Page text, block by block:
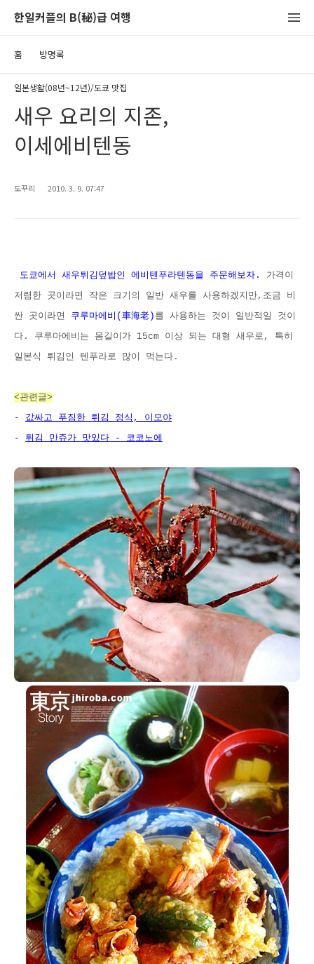
한일커플의 B(秘)급 여행
홈 방명록
일본생활(08년~12년)/도쿄 맛집
새우 요리의 지존,
이세에비텐동
도꾸리 2010. 3. 9. 07:47
도쿄에서 새우튀김덮밥인 에비텐푸라텐동을 주문해보자.
가격이
저렴한 곳이라면 작은 크기의 일반 새우를 사용하겠지만,조금 비
싼 곳이라면 쿠루마에비(車海老) 를 사용하는 것이 일반적일 것이
다. 쿠루마에비는 몸길이가 15cm 이상 되는 대형 새우로, 특히
일본식 튀김인 텐푸라로 많이 먹는다.
<관련글>
- 값싸고 푸짐한 튀김 정식, 이모야
- 튀김 만쥬가 맛있다 - 코코노에